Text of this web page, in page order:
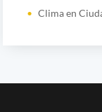
Clima en